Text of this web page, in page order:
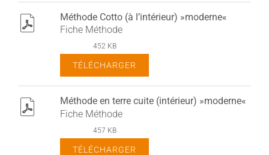
pdfMéthode Cotto (à l’intérieur) »moderne«
Fiche Méthode
452 KB
TÉLÉCHARGER
pdfMéthode en terre cuite (intérieur) »moderne«
Fiche Méthode
457 KB
TÉLÉCHARGER